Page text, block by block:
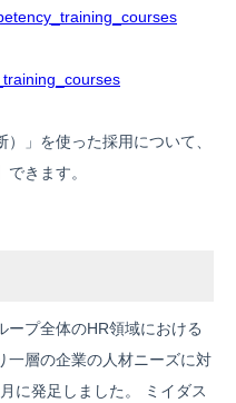
」を使った採用について、
できます。
ープ全体のHR領域における
一層の企業の人材ニーズに対
に発足しました。 ミイダス